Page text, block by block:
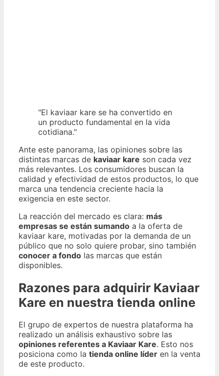
"El kaviaar kare se ha convertido en
un producto fundamental en la vida
cotidiana."
Ante este panorama, las opiniones sobre las
distintas marcas de kaviaar kare son cada vez
más relevantes. Los consumidores buscan la
calidad y efectividad de estos productos, lo que
marca una tendencia creciente hacia la
exigencia en este sector.
La reacción del mercado es clara: más
empresas se están sumando a la oferta de
kaviaar kare, motivadas por la demanda de un
público que no solo quiere probar, sino también
conocer a fondo las marcas que están
disponibles.
Razones para adquirir Kaviaar
Kare en nuestra tienda online
El grupo de expertos de nuestra plataforma ha
realizado un análisis exhaustivo sobre las
opiniones referentes a Kaviaar Kare. Esto nos
posiciona como la tienda online líder en la venta
de este producto.